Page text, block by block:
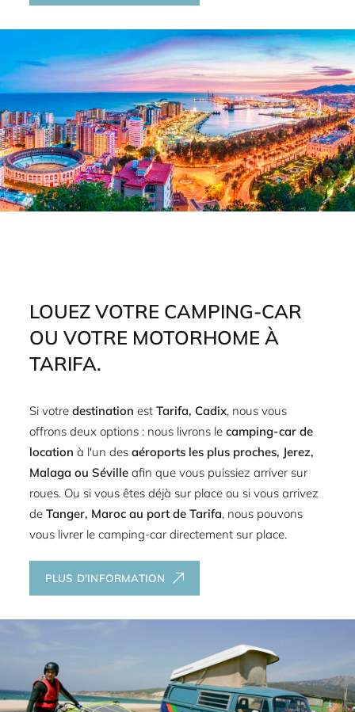
LOUEZ VOTRE CAMPING-CAR
OU VOTRE MOTORHOME À
TARIFA.
Si votre destination est Tarifa, Cadix, nous vous
offrons deux options : nous livrons le camping-car de
location à l'un des aéroports les plus proches, Jerez,
Malaga ou Séville afin que vous puissiez arriver sur
roues. Ou si vous êtes déjà sur place ou si vous arrivez
de Tanger, Maroc au port de Tarifa, nous pouvons
vous livrer le camping-car directement sur place.
PLUS D'INFORMATION